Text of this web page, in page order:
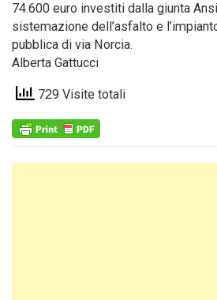
74.600 euro investiti dalla giunta
sistemazione dell’asfalto e
pubblica di via Norcia.
Alberta Gattucci
729 Visite totali